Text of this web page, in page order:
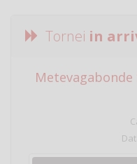
Tornei in
Metevagabonde